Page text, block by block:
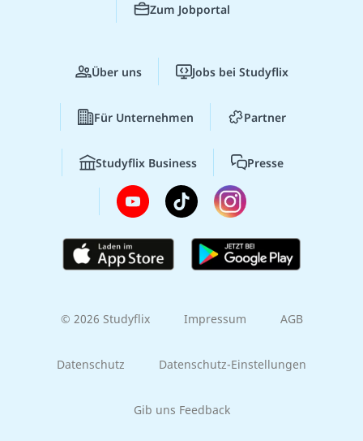
Zum Jobportal
Über uns Jobs bei Studyflix
Für Unternehmen Partner
Studyflix Business Presse
© 2026 Studyflix Impressum AGB
Datenschutz Datenschutz-Einstellungen
Gib uns Feedback